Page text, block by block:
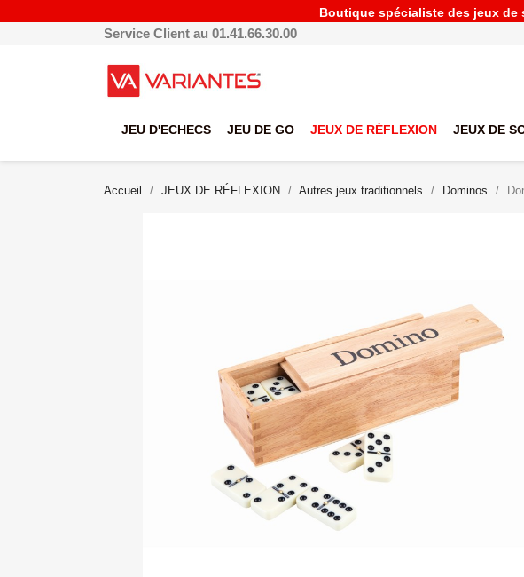
Boutique spécialiste des jeux
Service Client au 01.41.66.30.00
JEU D'ECHECS JEU DE GO JEUX DE RÉFLEXION JEUX DE
Accueil JEUX DE RÉFLEXION Autres jeux traditionnels Dominos